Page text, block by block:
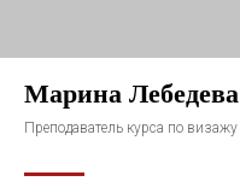
Марина Лебедева
Преподаватель курса по визажу